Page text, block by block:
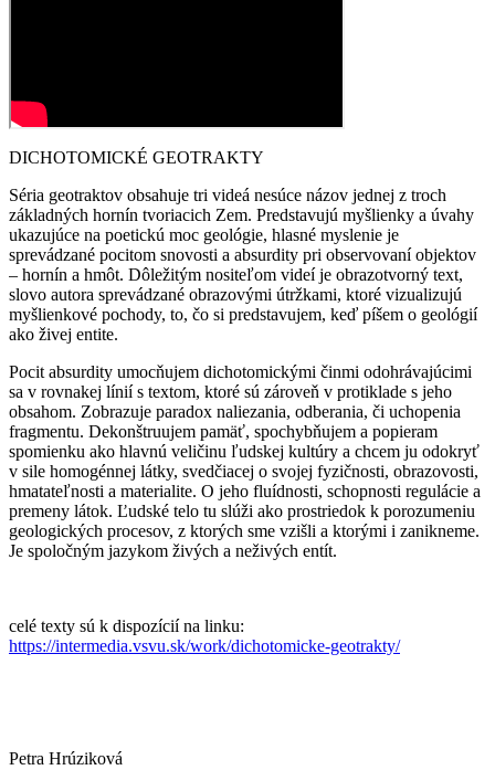
DICHOTOMICKÉ GEOTRAKTY
Séria geotraktov obsahuje tri videá nesúce názov jednej z troch
základných hornín tvoriacich Zem. Predstavujú myšlienky a úvahy
ukazujúce na poetickú moc geológie, hlasné myslenie je
sprevádzané pocitom snovosti a absurdity pri observovaní objektov
– hornín a hmôt. Dôležitým nositeľom videí je obrazotvorný text,
slovo autora sprevádzané obrazovými útržkami, ktoré vizualizujú
myšlienkové pochody, to, čo si predstavujem, keď píšem o geológií
ako živej entite.
Pocit absurdity umocňujem dichotomickými činmi odohrávajúcimi
sa v rovnakej línií s textom, ktoré sú zároveň v protiklade s jeho
obsahom. Zobrazuje paradox naliezania, odberania, či uchopenia
fragmentu. Dekonštruujem pamäť, spochybňujem a popieram
spomienku ako hlavnú veličinu ľudskej kultúry a chcem ju odokryť
v sile homogénnej látky, svedčiacej o svojej fyzičnosti, obrazovosti,
hmatateľnosti a materialite. O jeho fluídnosti, schopnosti regulácie a
premeny látok. Ľudské telo tu slúži ako prostriedok k porozumeniu
geologických procesov, z ktorých sme vzišli a ktorými i zanikneme.
Je spoločným jazykom živých a neživých entít.
celé texty sú k dispozícií na linku:
https://intermedia.vsvu.sk/work/dichotomicke-geotrakty/
Petra Hrúziková